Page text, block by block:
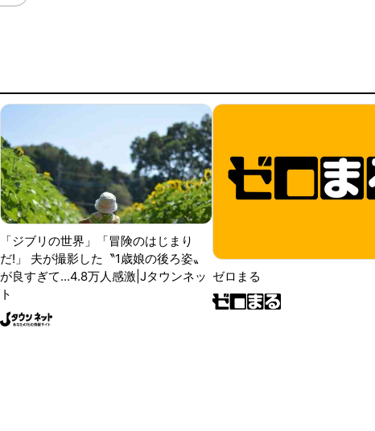
「ジブリの世界」「冒険のはじまり
だ!」 夫が撮影した〝1歳娘の後ろ姿〟
が良すぎて...4.8万人感激|Jタウンネッ
ト
ゼロまる